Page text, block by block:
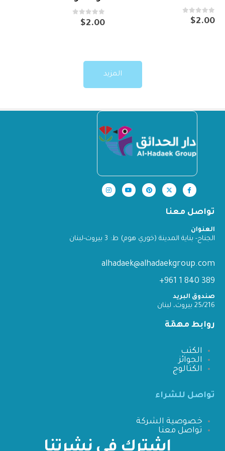
0
out of 5
$2.00
0
out of 5
$2.00
المزيد
تواصل معنا
العنوان
الجناح- بناية المدينة (خوري هوم) ط: 3 بيروت-لبنان
alhadaek@alhadaekgroup.com
389 840 1 961+
صندوق البريد
25/216 بيروت، لبنان
روابط مهمّة
الكتب
الجوائز
الكتالوج
تواصل للشراء
خصوصية الشركة
تواصل معنا